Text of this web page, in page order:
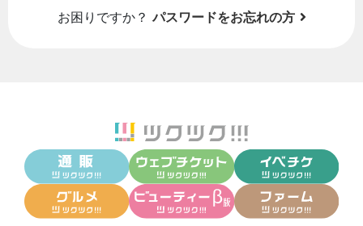
お困りですか？ パスワードをお忘れの方